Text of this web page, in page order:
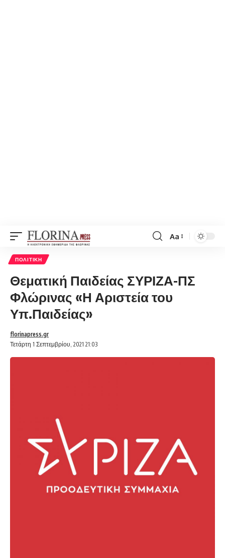
Font
Aa
ΠΟΛΙΤΙΚΉ
Θεματική Παιδείας ΣΥΡΙΖΑ-ΠΣ
Φλώρινας «Η Αριστεία του
Υπ.Παιδείας»
Τετάρτη 1 Σεπτεμβρίου, 2021 21:03
florinapress.gr